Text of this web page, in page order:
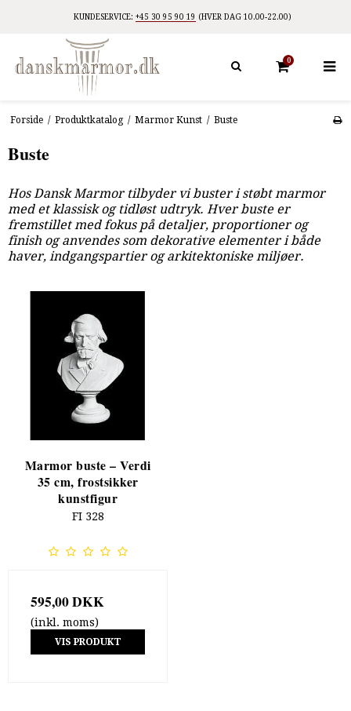
KUNDESERVICE: +45 30 95 90 19 (HVER DAG 10.00-22.00)
0
Forside / Produktkatalog / Marmor Kunst / Buste
Buste
Hos Dansk Marmor tilbyder vi buster i støbt marmor
med et klassisk og tidløst udtryk. Hver buste er
fremstillet med fokus på detaljer, proportioner og
finish og anvendes som dekorative elementer i både
haver, indgangspartier og arkitektoniske miljøer.
Marmor buste – Verdi
35 cm, frostsikker
kunstfigur
FI 328
595,00 DKK
(inkl. moms)
VIS PRODUKT